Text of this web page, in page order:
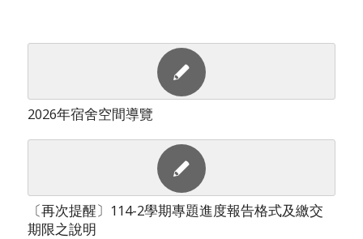
2026年宿舍空間導覽
〔再次提醒〕114-2學期專題進度報告格式及繳交
期限之說明